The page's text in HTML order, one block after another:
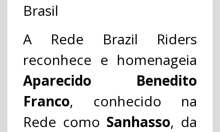
Brasil
A Rede Brazil Riders
reconhece e homenageia
Aparecido Benedito
Franco, conhecido na
Rede como Sanhasso, da